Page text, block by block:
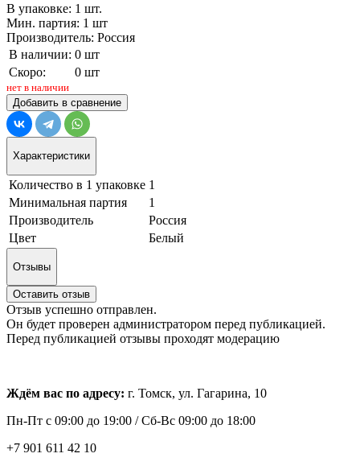
В упаковке: 1 шт.
Мин. партия: 1 шт
Производитель: Россия
В наличии: 0 шт
Скоро:
0 шт
нет в наличии
Добавить в сравнение
Характеристики
Количество в 1 упаковке 1
Минимальная партия
1
Производитель
Россия
Цвет
Белый
Отзывы
Оставить отзыв
Отзыв успешно отправлен.
Он будет проверен администратором перед публикацией.
Перед публикацией отзывы проходят модерацию
Ждём вас по адресу: г. Томск, ул. Гагарина, 10
Пн-Пт с 09:00 до 19:00 /Сб-Вс 09:00 до 18:00
+7 901 611 42 10